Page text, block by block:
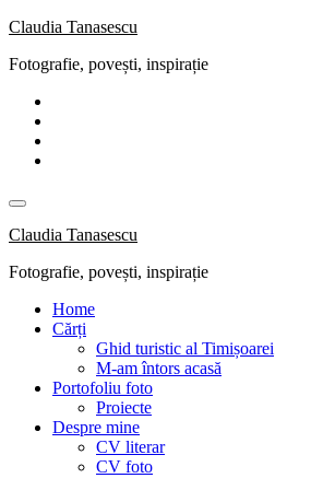
Skip
content
Claudia Tanasescu
Fotografie, povești, inspirație
Claudia Tanasescu
Fotografie, povești, inspirație
Home
Cărți
Ghid turistic al Timișoarei
M-am întors acasă
Portofoliu foto
Proiecte
Despre mine
CV literar
CV foto